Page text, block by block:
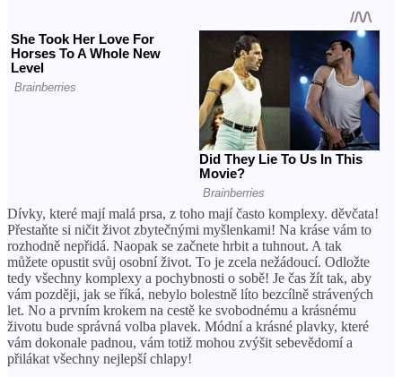
Dívky, které mají malá prsa, z toho mají často komplexy. děvčata!
Přestaňte si ničit život zbytečnými myšlenkami! Na kráse vám to
rozhodně nepřidá. Naopak se začnete hrbit a tuhnout. A tak
můžete opustit svůj osobní život. To je zcela nežádoucí. Odložte
tedy všechny komplexy a pochybnosti o sobě! Je čas žít tak, aby
vám později, jak se říká, nebylo bolestně líto bezcílně strávených
let. No a prvním krokem na cestě ke svobodnému a krásnému
životu bude správná volba plavek. Módní a krásné plavky, které
vám dokonale padnou, vám totiž mohou zvýšit sebevědomí a
přilákat všechny nejlepší chlapy!